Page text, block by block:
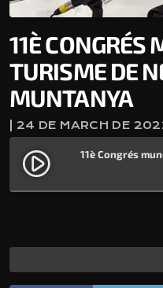
11È CONGRÉS
TURISME DE
MUNTANYA
| 24 DE MARCH DE
play_circle_filled